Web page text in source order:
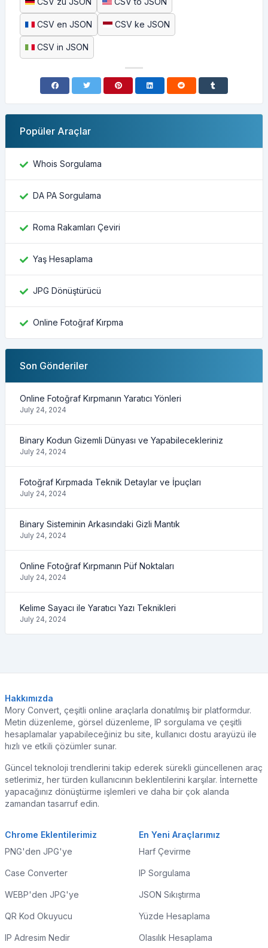
CSV en JSON CSV ke JSON
CSV in JSON
Popüler Araçlar
Whois Sorgulama
DA PA Sorgulama
Roma Rakamları Çeviri
Yaş Hesaplama
JPG Dönüştürücü
Online Fotoğraf Kırpma
Son Gönderiler
Online Fotoğraf Kırpmanın Yaratıcı Yönleri
July 24, 2024
Binary Kodun Gizemli Dünyası ve Yapabilecekleriniz
July 24, 2024
Fotoğraf Kırpmada Teknik Detaylar ve İpuçları
July 24, 2024
Binary Sisteminin Arkasındaki Gizli Mantık
July 24, 2024
Online Fotoğraf Kırpmanın Püf Noktaları
July 24, 2024
Kelime Sayacı ile Yaratıcı Yazı Teknikleri
July 24, 2024
Hakkımızda
Mory Convert, çeşitli online araçlarla donatılmış bir platformdur.
Metin düzenleme, görsel düzenleme, IP sorgulama ve çeşitli
hesaplamalar yapabileceğiniz bu site, kullanıcı dostu arayüzü ile
hızlı ve etkili çözümler sunar.
Güncel teknoloji trendlerini takip ederek sürekli güncellenen araç
setlerimiz, her türden kullanıcının beklentilerini karşılar. İnternette
yapacağınız dönüştürme işlemleri ve daha bir çok alanda
zamandan tasarruf edin.
Chrome Eklentilerimiz
PNG'den JPG'ye
Case Converter
WEBP'den JPG'ye
QR Kod Okuyucu
IP Adresim Nedir
En Yeni Araçlarımız
Harf Çevirme
IP Sorgulama
JSON Sıkıştırma
Yüzde Hesaplama
Olasılık Hesaplama